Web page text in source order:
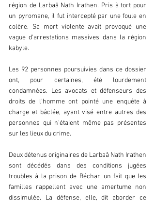
région de Larbaâ Nath Irathen. Pris à tort pour
un pyromane, il fut intercepté par une foule en
colère. Sa mort violente avait provoqué une
vague d'arrestations massives dans la région
kabyle.
Les 92 personnes poursuivies dans ce dossier
ont, pour certaines, été lourdement
condamnées. Les avocats et défenseurs des
droits de l'homme ont pointé une enquête à
charge et bâclée, ayant visé entre autres des
personnes qui n'étaient même pas présentes
sur les lieux du crime.
Deux détenus originaires de Larbaâ Nath Irathen
sont décédés dans des conditions jugées
troubles à la prison de Béchar, un fait que les
familles rappellent avec une amertume non
dissimulée. La défense, elle, dit aborder ce